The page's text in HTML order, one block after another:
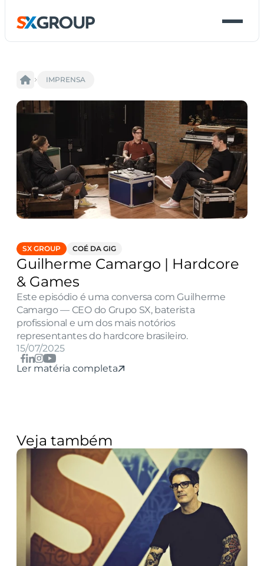
IMPRENSA
SX GROUP COÉ DA GIG
Guilherme Camargo | Hardcore
& Games
Este episódio é uma conversa com Guilherme
Camargo — CEO do Grupo SX, baterista
profissional e um dos mais notórios
representantes do hardcore brasileiro.
15/07/2025
Ler matéria completa
Veja também